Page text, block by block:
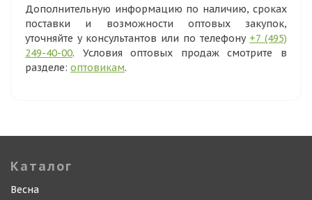
Дополнительную информацию по наличию, сроках
поставки и возможности оптовых закупок,
уточняйте у консультантов или по телефону +7 (495)
249-40-00. Условия оптовых продаж смотрите в
разделе: оптовикам.
Каталог
Весна